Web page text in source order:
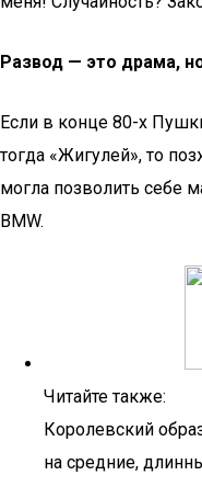
Развод — это драма,
Если в конце 80-х
тогда «Жигулей», то
могла позволить себе
BMW.
Читайте также:
Королевский
на средние,